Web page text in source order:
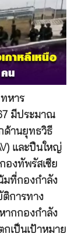
หาร
มีประมาณ
ด้านยุทธวิธี
และปืนใหญ่
องทัพรัสเซีย
มที่กองกำลัง
ติการทาง
ากกองกำลัง
กเป็นเป้าหมาย